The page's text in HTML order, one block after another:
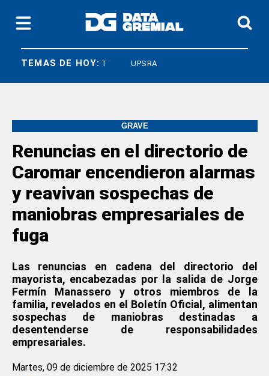
TEMAS DE HOY:
CGT UPSRA
GRAVE
Renuncias en el directorio de
Caromar encendieron alarmas
y reavivan sospechas de
maniobras empresariales de
fuga
Las renuncias en cadena del directorio del
mayorista, encabezadas por la salida de Jorge
Fermín Manassero y otros miembros de la
familia, revelados en el Boletín Oficial, alimentan
sospechas de maniobras destinadas a
desentenderse de responsabilidades
empresariales.
Martes, 09 de diciembre de 2025 17:32